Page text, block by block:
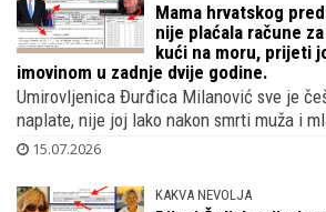
Mama hrvatskog
nije plaćala račune
kući na moru, prijeti
imovinom u zadnje dvije godine.
Umirovljenica Đurđica Milanović sve je
naplate, nije joj lako nakon smrti muža i
15.07.2026
KAKVA NEVOLJA